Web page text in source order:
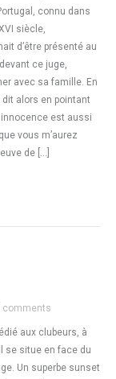
connu dans
siècle,
d’être présenté au
ce juge,
avec sa famille. En
alors en pointant
innocence est aussi
vous m’aurez
de […]
comments
aux clubeurs, à
se situe en face du
Un superbe sunset